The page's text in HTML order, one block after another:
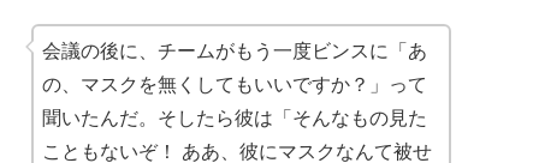
会議の後に、チームがもう一度ビンスに「あ
の、マスクを無くしてもいいですか？」って
聞いたんだ。そしたら彼は「そんなもの見た
こともないぞ！ ああ、彼にマスクなんて被せ